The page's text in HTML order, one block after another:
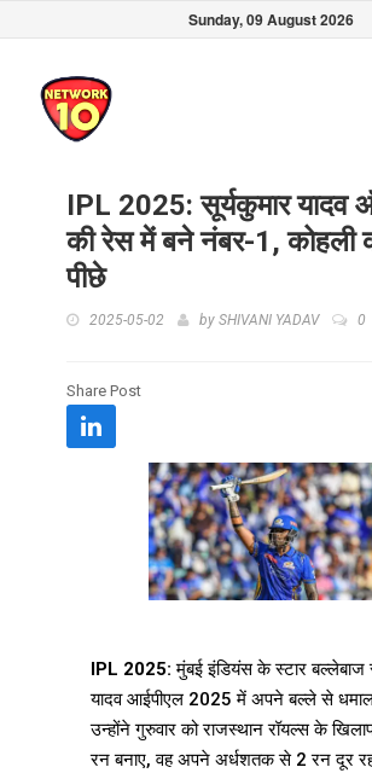
Sunday, 09 August 2026
IPL 2025: सूर्यकुमार
की रेस में बने नंबर-1, कोहली
पीछे
2025-05-02 by SHIVANI YADAV 0
Share Post
IPL 2025:मुंबई इंडियंस के स्टार बल्लेबाज
यादव आईपीएल 2025 में अपने बल्ले से
उन्होंने गुरुवार को राजस्थान रॉयल्स के
रन बनाए, वह अपने अर्धशतक से 2 रन दूर